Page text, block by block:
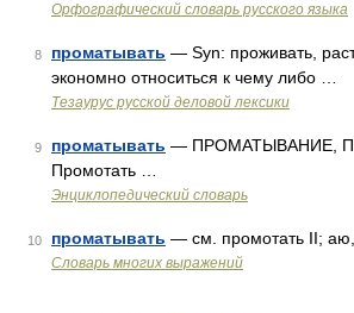
Орфографический словарь русского языка
8 проматывать — Syn: проживать,
экономно относиться к чему либо …
Тезаурус русской деловой лексики
9 проматывать — ПРОМАТЫВАНИЕ,
Промотать …
Энциклопедический словарь
10 проматывать — см. промотать II;
Словарь многих выражений